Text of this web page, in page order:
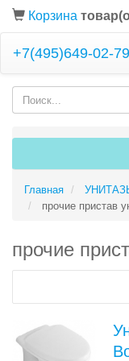
Корзина
+7(495)649-02-79
Главная
прочие пристав
прочие